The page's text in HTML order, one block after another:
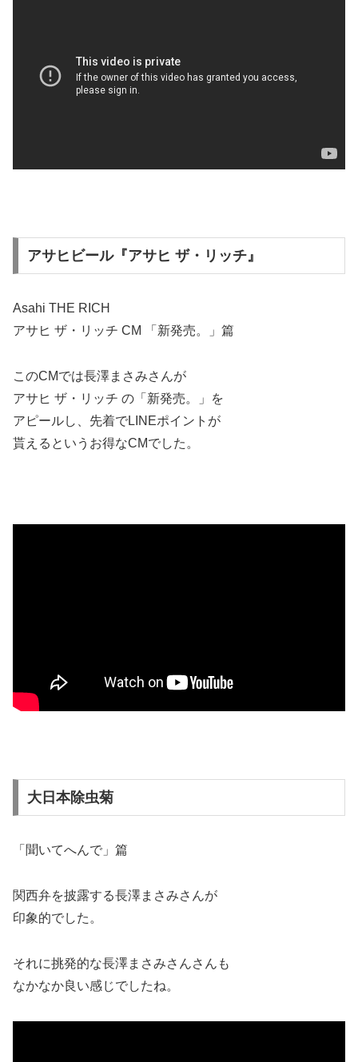
アサヒビール『アサヒ ザ・リッチ』
Asahi THE RICH
アサヒ ザ・リッチ CM 「新発売。」篇
このCMでは長澤まさみさんが
アサヒ ザ・リッチ の「新発売。」を
アピールし、先着でLINEポイントが
貰えるというお得なCMでした。
大日本除虫菊
「聞いてへんで」篇
関西弁を披露する長澤まさみさんが
印象的でした。
それに挑発的な長澤まさみさんさんも
なかなか良い感じでしたね。